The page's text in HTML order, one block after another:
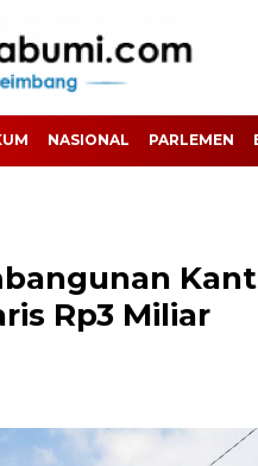
NASIONAL PARLEMEN
Rp3 Miliar